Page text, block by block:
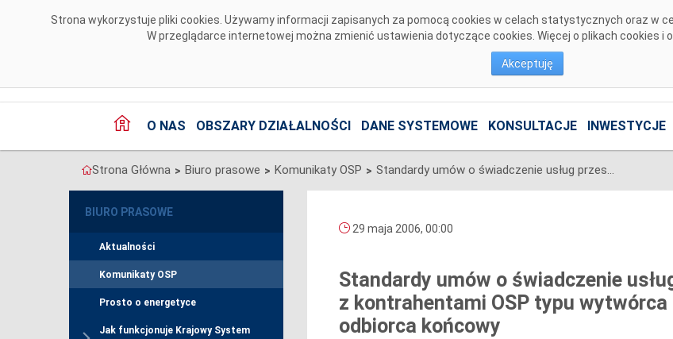
Strona wykorzystuje pliki cookies. Używamy informacji zapisanych za pomocą cookies w celach statystycznych oraz w
W przeglądarce internetowej można zmienić ustawienia dotyczące cookies. Więcej o plikach cookies i
Akceptuję
O NAS OBSZARY DZIAŁALNOŚCI DANE SYSTEMOWE KONSULTACJE INWESTYCJE
Strona Główna > Biuro prasowe > Komunikaty OSP > Standardy umów o świadczenie usług przesyłania energii elektrycznej z kontrahentami OSP typu wytwórca - elektrociepłownia oraz odbiorca końcowy
BIURO PRASOWE
Aktualności
Komunikaty OSP
Prosto o energetyce
Jak funkcjonuje Krajowy System
29 maja 2006, 00:00
Standardy umów o świadczenie
z kontrahentami OSP typu
odbiorca końcowy